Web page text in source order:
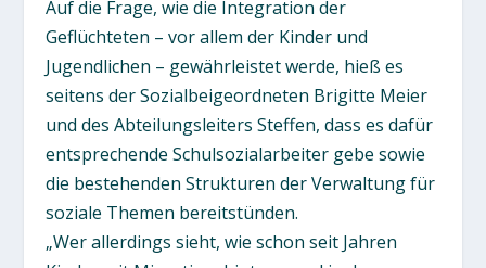
Auf die Frage, wie die Integration der
Geflüchteten – vor allem der Kinder und
Jugendlichen – gewährleistet werde, hieß es
seitens der Sozialbeigeordneten Brigitte Meier
und des Abteilungsleiters Steffen, dass es dafür
entsprechende Schulsozialarbeiter gebe sowie
die bestehenden Strukturen der Verwaltung für
soziale Themen bereitstünden.
„Wer allerdings sieht, wie schon seit Jahren